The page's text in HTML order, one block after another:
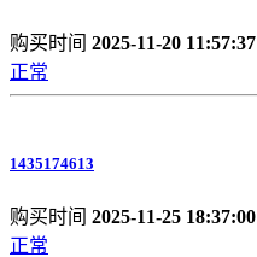
购买时间 2025-11-20 11:57:37
正常
1435174613
购买时间 2025-11-25 18:37:00
正常